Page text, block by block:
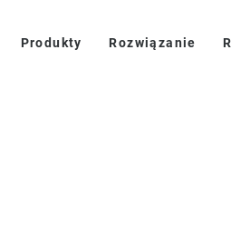
Produkty Rozwiązanie